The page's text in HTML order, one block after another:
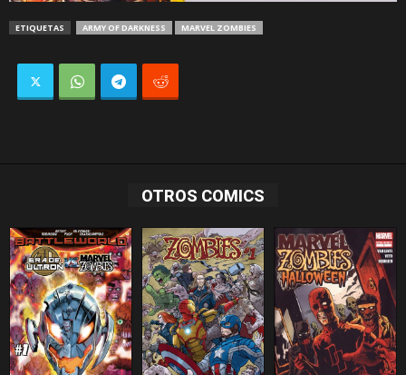
ETIQUETAS ARMY OF DARKNESS MARVEL ZOMBIES
OTROS COMICS